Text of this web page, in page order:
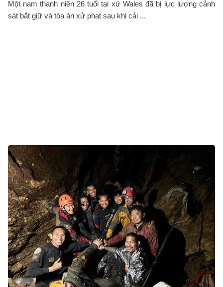
Một nam thanh niên 26 tuổi tại xứ Wales đã bị lực lượng cảnh
sát bắt giữ và tòa án xử phạt sau khi cải ...